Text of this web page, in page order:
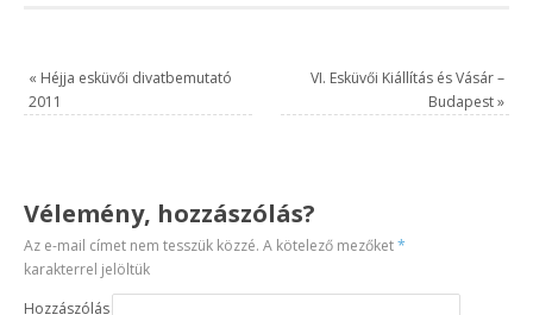
« Héjja esküvői divatbemutató
2011
VI. Esküvői Kiállítás és Vásár –
Budapest»
Vélemény, hozzászólás?
Az e-mail címet nem tesszük közzé. A kötelező mezőket*
karakterrel jelöltük
Hozzászólás